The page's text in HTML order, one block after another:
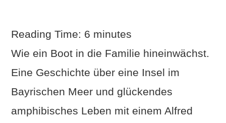
Reading Time: 6 minutes
Wie ein Boot in die Familie hineinwächst.
Eine Geschichte über eine Insel im
Bayrischen Meer und glückendes
amphibisches Leben mit einem Alfred